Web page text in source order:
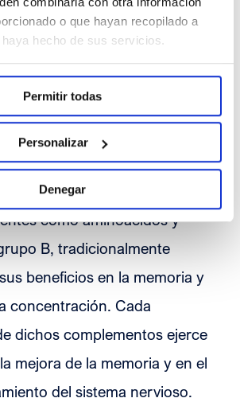
o que hayan recopilado a
hecho de sus servicios.
Permitir todas
Personalizar
Denegar
siendo el mismo número de
adversos sean más
unos que para otros.
actual podemos encontrar
alimenticios que cuentan en su
Gingko biloba y además
como aminoácidos y
B, tradicionalmente
beneficios en la memoria y
concentración. Cada
dichos complementos ejerce
mejora de la memoria y en el
del sistema nervioso.